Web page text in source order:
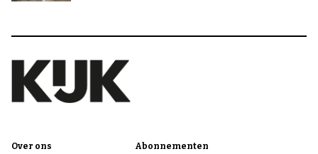
Over ons Abonnementen